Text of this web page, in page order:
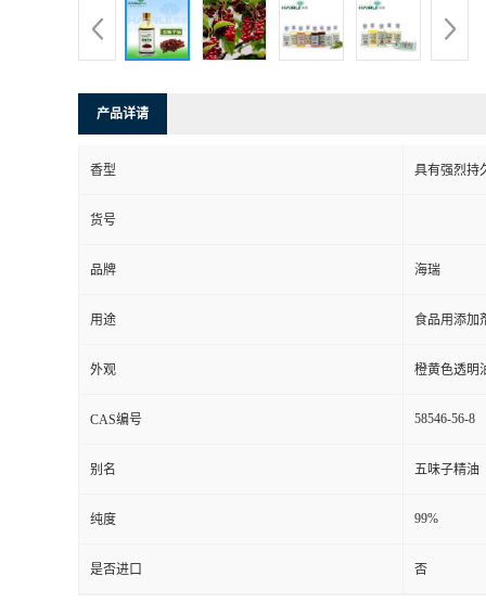
产品详请
香型 具有强烈持
货号
品牌 海瑞
用途 食品用添加
外观 橙黄色透明
CAS编号 58546-56-8
别名 五味子精油
纯度 99%
是否进口 否